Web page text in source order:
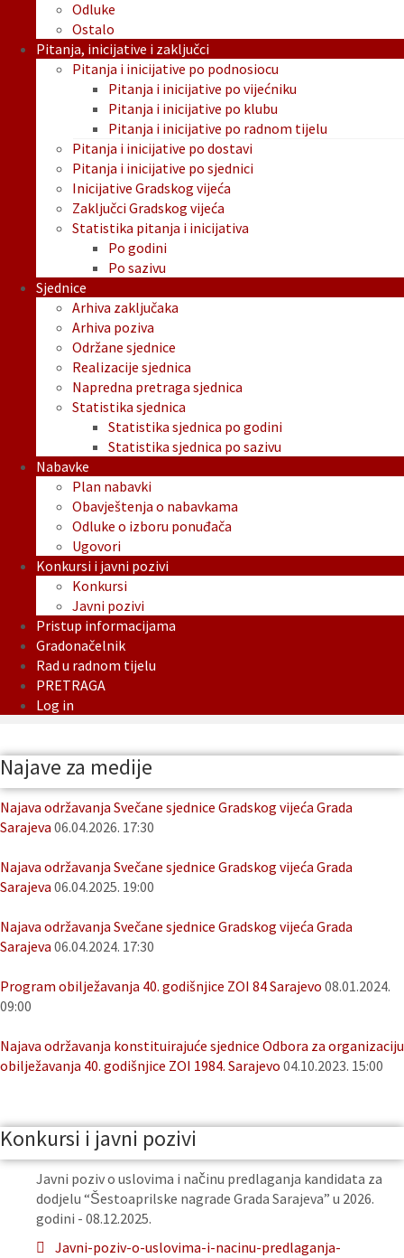
Odluke
Ostalo
Pitanja, inicijative i zaključci
Pitanja i inicijative po podnosiocu
Pitanja i inicijative po vijećniku
Pitanja i inicijative po klubu
Pitanja i inicijative po radnom tijelu
Pitanja i inicijative po dostavi
Pitanja i inicijative po sjednici
Inicijative Gradskog vijeća
Zaključci Gradskog vijeća
Statistika pitanja i inicijativa
Po godini
Po sazivu
Sjednice
Arhiva zaključaka
Arhiva poziva
Održane sjednice
Realizacije sjednica
Napredna pretraga sjednica
Statistika sjednica
Statistika sjednica po godini
Statistika sjednica po sazivu
Nabavke
Plan nabavki
Obavještenja o nabavkama
Odluke o izboru ponuđača
Ugovori
Konkursi i javni pozivi
Konkursi
Javni pozivi
Pristup informacijama
Gradonačelnik
Rad u radnom tijelu
PRETRAGA
Log in
Najave za medije
Najava održavanja Svečane sjednice Gradskog vijeća Grada
Sarajeva 06.04.2026. 17:30
Najava održavanja Svečane sjednice Gradskog vijeća Grada
Sarajeva 06.04.2025. 19:00
Najava održavanja Svečane sjednice Gradskog vijeća Grada
Sarajeva 06.04.2024. 17:30
Program obilježavanja 40. godišnjice ZOI 84 Sarajevo 08.01.2024.
09:00
Najava održavanja konstituirajuće sjednice Odbora za organizaciju
obilježavanja 40. godišnjice ZOI 1984. Sarajevo 04.10.2023. 15:00
Konkursi i javni pozivi
Javni poziv o uslovima i načinu predlaganja kandidata za
dodjelu “Šestoaprilske nagrade Grada Sarajeva” u 2026.
godini - 08.12.2025.
Javni-poziv-o-uslovima-i-nacinu-predlaganja-